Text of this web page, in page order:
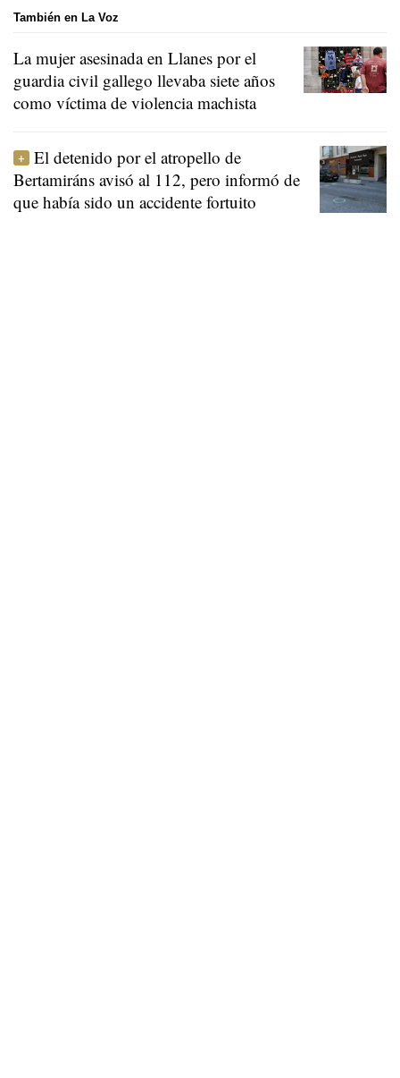
También en La Voz
La mujer asesinada en Llanes por el
guardia civil gallego llevaba siete años
como víctima de violencia machista
El detenido por el atropello de
Bertamiráns avisó al 112, pero informó de
que había sido un accidente fortuito